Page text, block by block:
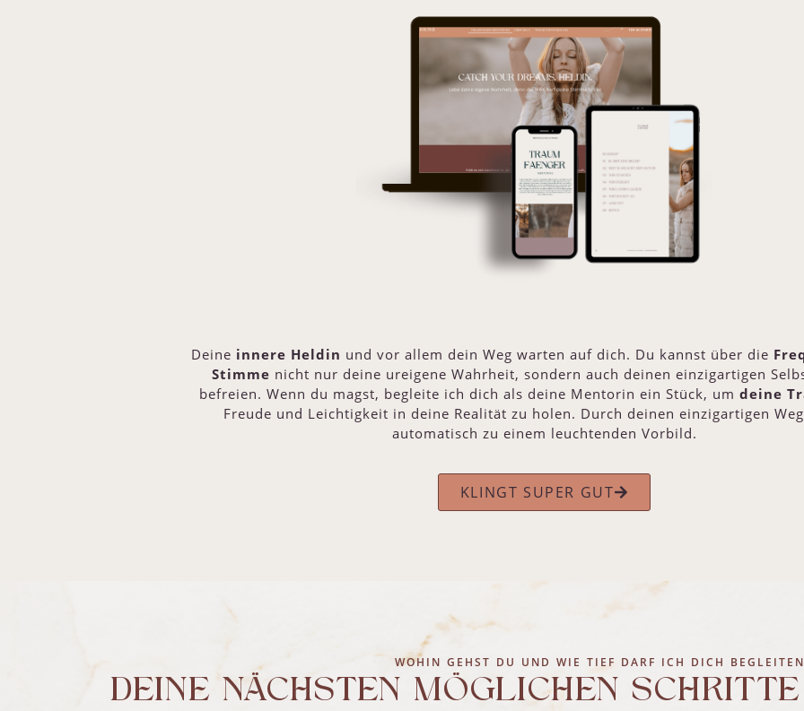
Deine innere Heldin und vor allem dein Weg warten auf dich. Du kannst über die
Stimme nicht nur deine ureigene Wahrheit, sondern auch deinen einzigartigen
befreien. Wenn du magst, begleite ich dich als deine Mentorin ein Stück, um deine
Freude und Leichtigkeit in deine Realität zu holen. Durch deinen einzigartigen
automatisch zu einem leuchtenden Vorbild.
KLINGT SUPER GUT
WOHIN GEHST DU UND WIE TIEF DARF ICH DICH
DEINE NÄCHSTEN MÖGLICHEN